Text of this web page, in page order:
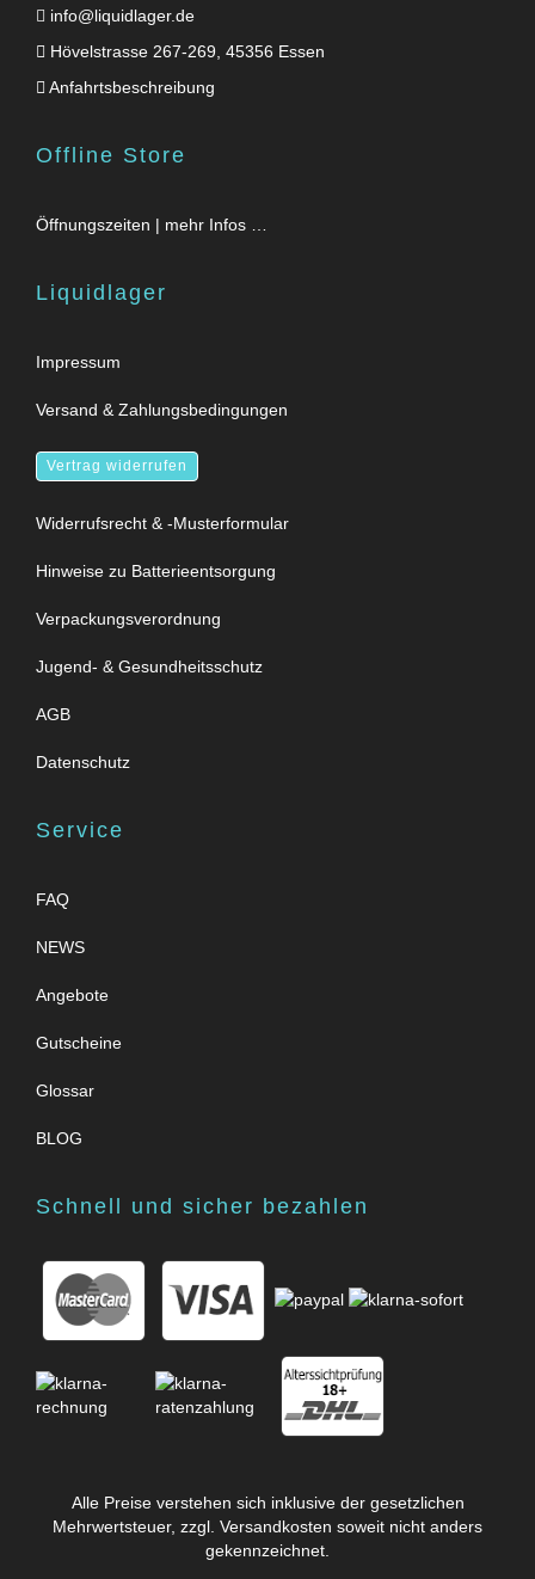
info@liquidlager.de
Hövelstrasse 267-269, 45356 Essen
Anfahrtsbeschreibung
Offline Store
Öffnungszeiten | mehr Infos …
Liquidlager
Impressum
Versand & Zahlungsbedingungen
Vertrag widerrufen
Widerrufsrecht & -Musterformular
Hinweise zu Batterieentsorgung
Verpackungsverordnung
Jugend- & Gesundheitsschutz
AGB
Datenschutz
Service
FAQ
NEWS
Angebote
Gutscheine
Glossar
BLOG
Schnell und sicher bezahlen
Alle Preise verstehen sich inklusive der gesetzlichen
Mehrwertsteuer, zzgl. Versandkosten soweit nicht anders
gekennzeichnet.